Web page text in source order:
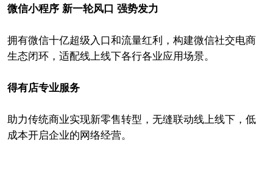
微信小程序 新一轮风口 强势发力
拥有微信十亿超级入口和流量红利，构建微信社交电商
生态闭环，适配线上线下各行各业应用场景。
得有店专业服务
助力传统商业实现新零售转型，无缝联动线上线下，低
成本开启企业的网络经营。